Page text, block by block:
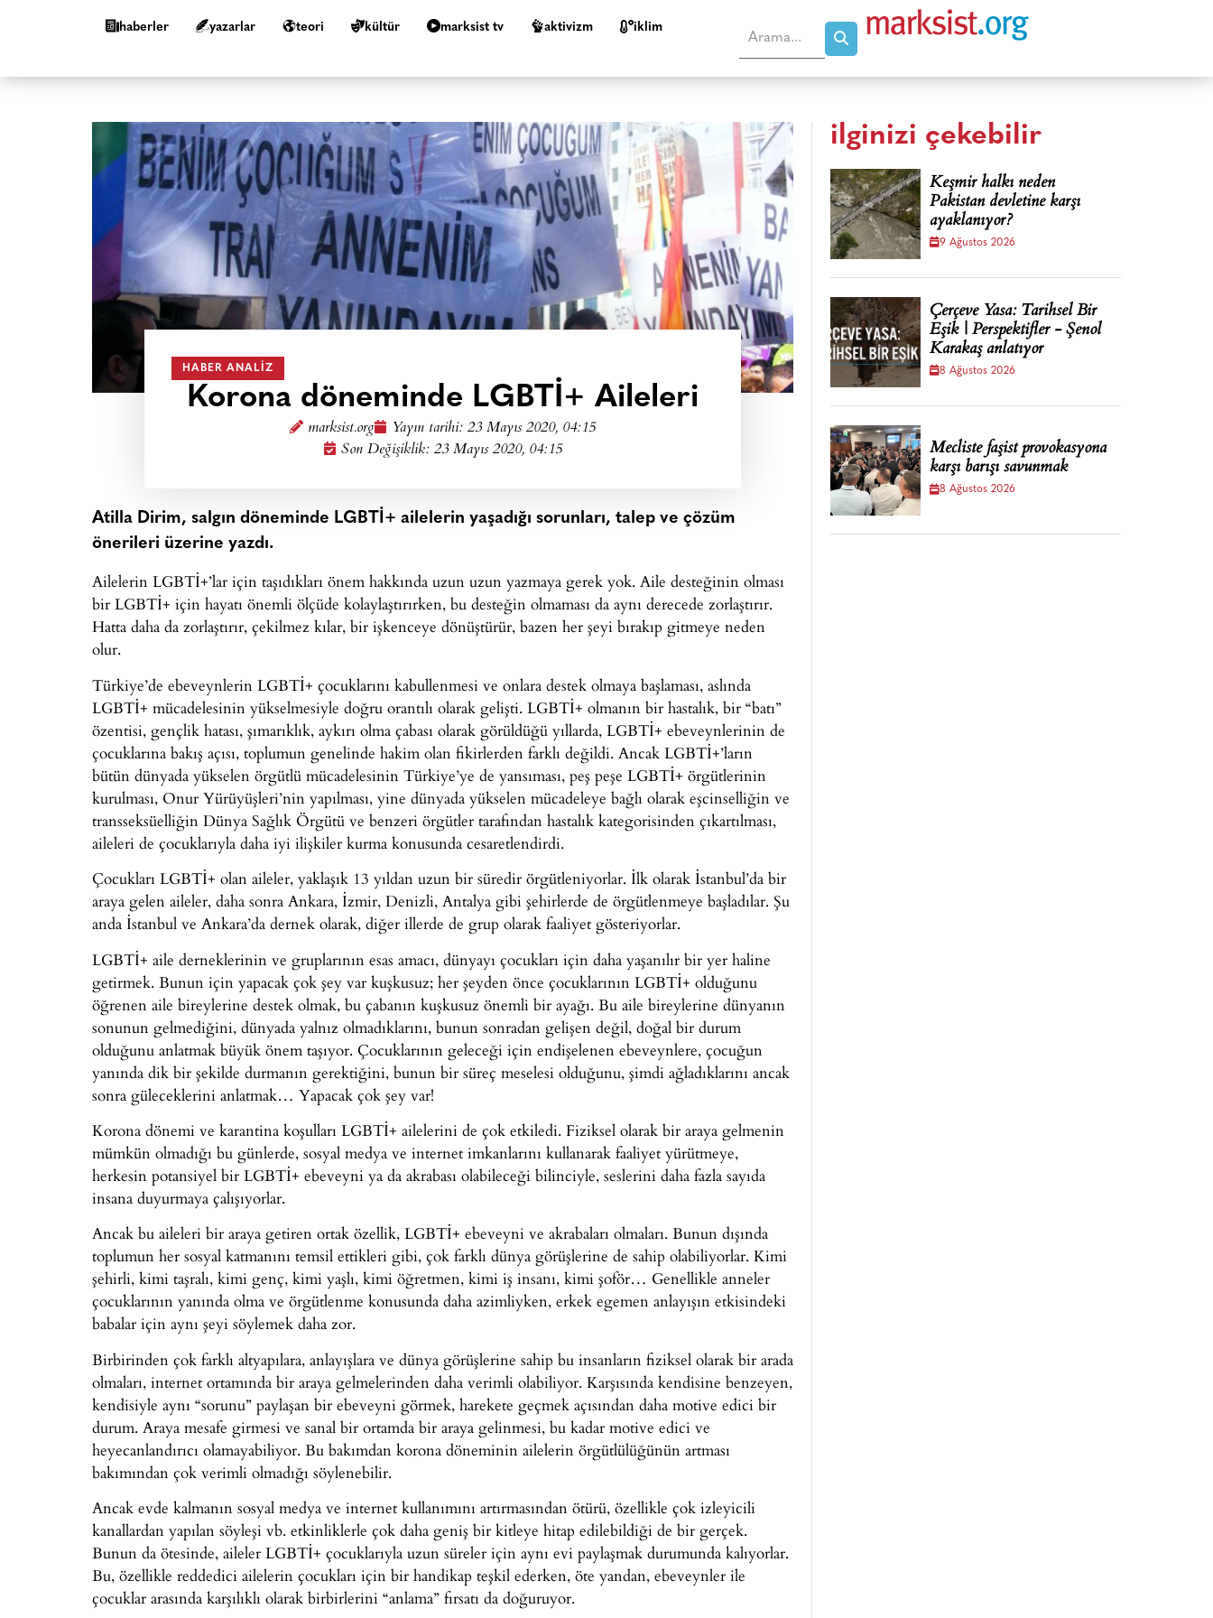
haberler yazarlar teori kültür marksist tv aktivizm i̇klim
HABER ANALIZ
Korona döneminde LGBTİ+ Aileleri
marksist.org Yayın tarihi: 23 Mayıs 2020, 04:15
Son Değişiklik: 23 Mayıs 2020, 04:15
Atilla Dirim, salgın döneminde LGBTİ+ ailelerin yaşadığı sorunları, talep ve çözüm
önerileri üzerine yazdı.
Ailelerin LGBTİ+’lar için taşıdıkları önem hakkında uzun uzun yazmaya gerek yok. Aile desteğinin olması
bir LGBTİ+ için hayatı önemli ölçüde kolaylaştırırken, bu desteğin olmaması da aynı derecede zorlaştırır.
Hatta daha da zorlaştırır, çekilmez kılar, bir işkenceye dönüştürür, bazen her şeyi bırakıp gitmeye neden
olur.
Türkiye’de ebeveynlerin LGBTİ+ çocuklarını kabullenmesi ve onlara destek olmaya başlaması, aslında
LGBTİ+ mücadelesinin yükselmesiyle doğru orantılı olarak gelişti. LGBTİ+ olmanın bir hastalık, bir “batı”
özentisi, gençlik hatası, şımarıklık, aykırı olma çabası olarak görüldüğü yıllarda, LGBTİ+ ebeveynlerinin de
çocuklarına bakış açısı, toplumun genelinde hakim olan fikirlerden farklı değildi. Ancak LGBTİ+’ların
bütün dünyada yükselen örgütlü mücadelesinin Türkiye’ye de yansıması, peş peşe LGBTİ+ örgütlerinin
kurulması, Onur Yürüyüşleri’nin yapılması, yine dünyada yükselen mücadeleye bağlı olarak eşcinselliğin ve
transseksüelliğin Dünya Sağlık Örgütü ve benzeri örgütler tarafından hastalık kategorisinden çıkartılması,
aileleri de çocuklarıyla daha iyi ilişkiler kurma konusunda cesaretlendirdi.
Çocukları LGBTİ+ olan aileler, yaklaşık 13 yıldan uzun bir süredir örgütleniyorlar. İlk olarak İstanbul’da bir
araya gelen aileler, daha sonra Ankara, İzmir, Denizli, Antalya gibi şehirlerde de örgütlenmeye başladılar. Şu
anda İstanbul ve Ankara’da dernek olarak, diğer illerde de grup olarak faaliyet gösteriyorlar.
LGBTİ+ aile derneklerinin ve gruplarının esas amacı, dünyayı çocukları için daha yaşanılır bir yer haline
getirmek. Bunun için yapacak çok şey var kuşkusuz; her şeyden önce çocuklarının LGBTİ+ olduğunu
öğrenen aile bireylerine destek olmak, bu çabanın kuşkusuz önemli bir ayağı. Bu aile bireylerine dünyanın
sonunun gelmediğini, dünyada yalnız olmadıklarını, bunun sonradan gelişen değil, doğal bir durum
olduğunu anlatmak büyük önem taşıyor. Çocuklarının geleceği için endişelenen ebeveynlere, çocuğun
yanında dik bir şekilde durmanın gerektiğini, bunun bir süreç meselesi olduğunu, şimdi ağladıklarını ancak
sonra güleceklerini anlatmak… Yapacak çok şey var!
Korona dönemi ve karantina koşulları LGBTİ+ ailelerini de çok etkiledi. Fiziksel olarak bir araya gelmenin
mümkün olmadığı bu günlerde, sosyal medya ve internet imkanlarını kullanarak faaliyet yürütmeye,
herkesin potansiyel bir LGBTİ+ ebeveyni ya da akrabası olabileceği bilinciyle, seslerini daha fazla sayıda
insana duyurmaya çalışıyorlar.
Ancak bu aileleri bir araya getiren ortak özellik, LGBTİ+ ebeveyni ve akrabaları olmaları. Bunun dışında
toplumun her sosyal katmanını temsil ettikleri gibi, çok farklı dünya görüşlerine de sahip olabiliyorlar. Kimi
şehirli, kimi taşralı, kimi genç, kimi yaşlı, kimi öğretmen, kimi iş insanı, kimi şoför… Genellikle anneler
çocuklarının yanında olma ve örgütlenme konusunda daha azimliyken, erkek egemen anlayışın etkisindeki
babalar için aynı şeyi söylemek daha zor.
Birbirinden çok farklı altyapılara, anlayışlara ve dünya görüşlerine sahip bu insanların fiziksel olarak bir arada
olmaları, internet ortamında bir araya gelmelerinden daha verimli olabiliyor. Karşısında kendisine benzeyen,
kendisiyle aynı “sorunu” paylaşan bir ebeveyni görmek, harekete geçmek açısından daha motive edici bir
durum. Araya mesafe girmesi ve sanal bir ortamda bir araya gelinmesi, bu kadar motive edici ve
heyecanlandırıcı olamayabiliyor. Bu bakımdan korona döneminin ailelerin örgütlülüğünün artması
bakımından çok verimli olmadığı söylenebilir.
Ancak evde kalmanın sosyal medya ve internet kullanımını artırmasından ötürü, özellikle çok izleyicili
kanallardan yapılan söyleşi vb. etkinliklerle çok daha geniş bir kitleye hitap edilebildiği de bir gerçek.
Bunun da ötesinde, aileler LGBTİ+ çocuklarıyla uzun süreler için aynı evi paylaşmak durumunda kalıyorlar.
Bu, özellikle reddedici ailelerin çocukları için bir handikap teşkil ederken, öte yandan, ebeveynler ile
çocuklar arasında karşılıklı olarak birbirlerini “anlama” fırsatı da doğuruyor.
ilginizi çekebilir
Keşmir halkı neden
Pakistan devletine karşı
ayaklanıyor?
9 Ağustos 2026
Çerçeve Yasa: Tarihsel Bir
Eşik | Perspektifler - Şenol
Karakaş anlatıyor
8 Ağustos 2026
Mecliste faşist provokasyona
karşı barışı savunmak
8 Ağustos 2026